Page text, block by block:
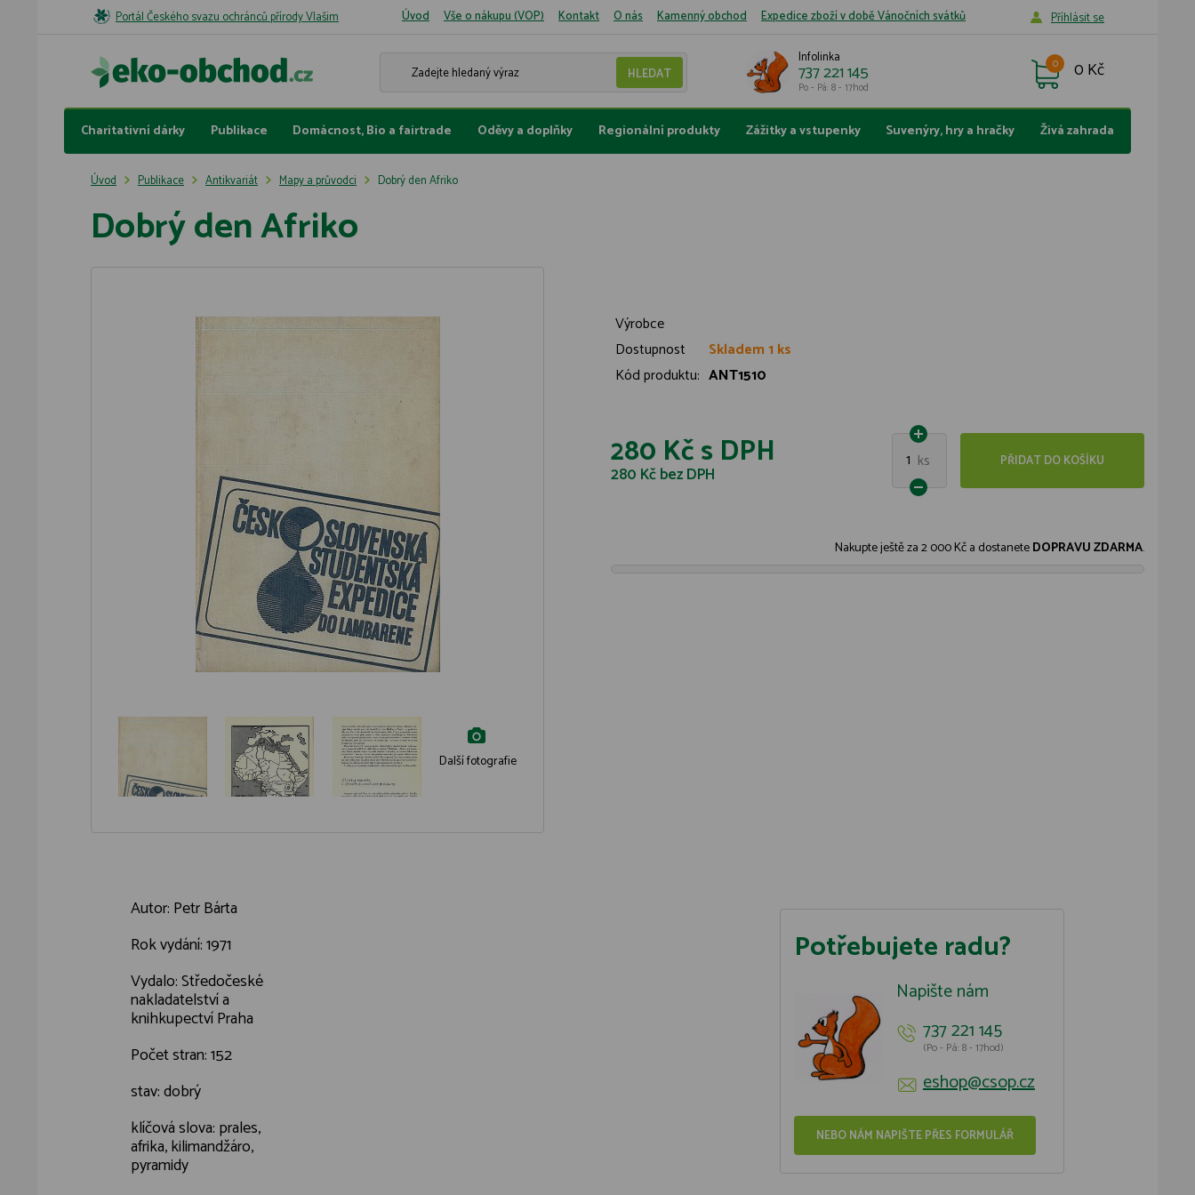
Portál Českého svazu ochránců přírody Vlašim Úvod Vše o nákupu (VOP) Kontakt O nás Kamenný obchod Expedice zboží v době Vánočních svátků Příhlásit se
Infolinka
737 221 145
Po - Pá: 8 - 17hod
0 Kč
0
Charitativní dárky Publikace Domácnost, Bio a fairtrade Oděvy a doplňky Regionální produkty Zážitky a vstupenky Suvenýry, hry a hračky Živá zahrada
Úvod Publikace Antikvariát Mapy a průvodci Dobrý den Afriko
Dobrý den Afriko
Další fotografie
Výrobce
Dostupnost
Skladem 1 ks
Kód produktu: ANT1510
280 Kčs DPH
280 Kčbez DPH
1 ks PŘIDAT DO KOŠÍKU
Nakupte ještě za2 000 Kča dostaneteDOPRAVU ZDARMA.
Autor: Petr Bárta
Rok vydání: 1971
Vydalo: Středočeské
nakladatelství a
knihkupectví Praha
Počet stran: 152
stav: dobrý
klíčová slova: prales,
afrika, kilimandžáro,
pyramidy
Potřebujete radu?
Napište nám
737 221 145
(Po - Pá: 8 - 17hod)
eshop@csop.cz
NEBO NÁM NAPIŠTE PŘES FORMULÁŘ